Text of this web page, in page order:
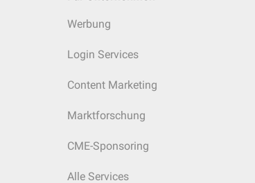
Werbung
Login Services
Content Marketing
Marktforschung
CME-Sponsoring
Alle Services